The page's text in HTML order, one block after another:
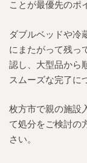
ことが最優先のポ
ダブルベッドや冷
にまたがって残っ
認し、大型品から
スムーズな完了に
枚方市で親の施設
て処分をご検討の
さい。